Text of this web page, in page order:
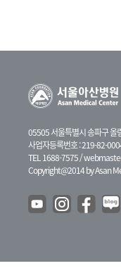
05505 서울특별시 송파구 올
사업자등록번호 : 219-82-
TEL 1688-7575 /
Copyright@2014 by Asan